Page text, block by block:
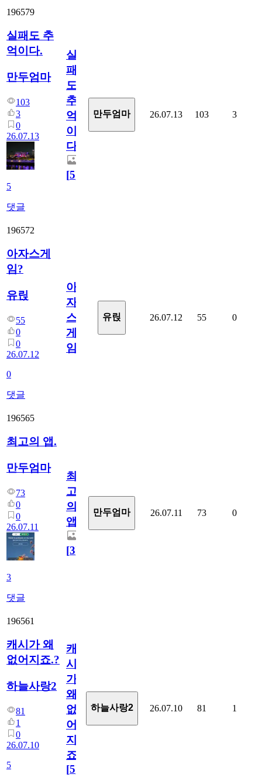
196579
실패도 추
억이다.
만두엄마
103
3
0
26.07.13
5
댓글
실
패
도
추
억
이
다.
[5]
만두엄마 26.07.13 103 3
196572
아자스게
임?
유릱
55
0
0
26.07.12
0
댓글
아
자
스
게
임?
유릱 26.07.12 55 0
196565
최고의 앱.
만두엄마
73
0
0
26.07.11
3
댓글
최
고
의
앱.
[3]
만두엄마 26.07.11 73 0
196561
캐시가 왜
없어지죠.?
하늘사랑2
81
1
0
26.07.10
5
캐
시
가
왜
없
어
지
죠.?
[5]
하늘사랑2 26.07.10 81 1